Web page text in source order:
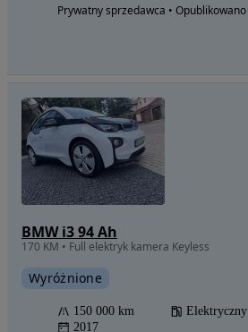
Prywatny sprzedawca • Opublikowano
BMW i3 94 Ah
170 KM • Full elektryk kamera Keyless
Wyróżnione
150 000 km Elektryczny
2017